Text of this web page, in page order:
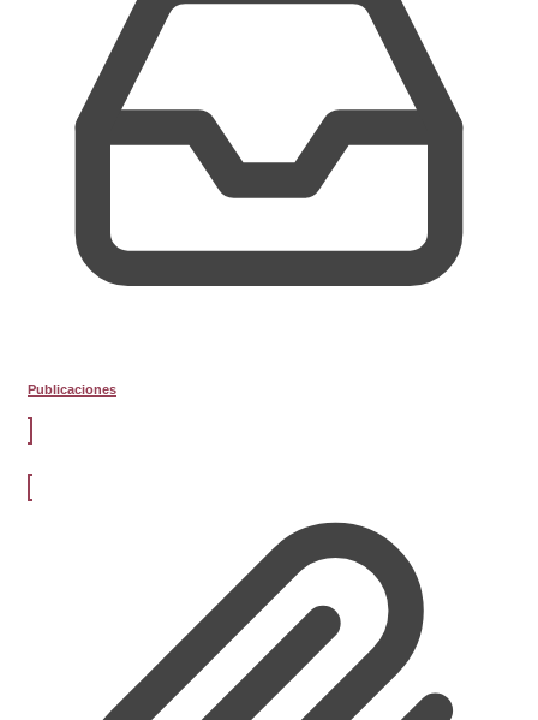
Publicaciones